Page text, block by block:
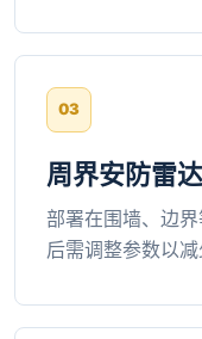
周界安防雷达
部署在围墙、边
后需调整参数以减